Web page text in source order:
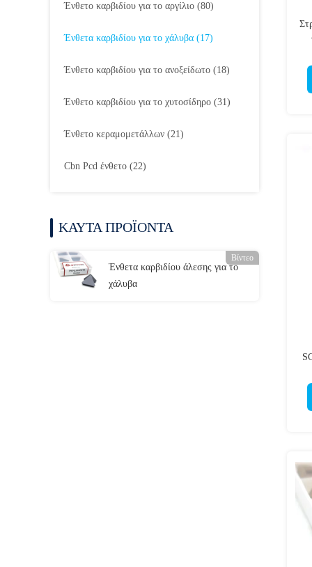
Ένθετο καρβιδίου για το αργίλιο (80)
Ένθετα καρβιδίου για το χάλυβα (17)
Ένθετο καρβιδίου για το ανοξείδωτο (18)
Ένθετο καρβιδίου για το χυτοσίδηρο (31)
Ένθετο κεραμομετάλλων (21)
Cbn Pcd ένθετο (22)
ΚΑΥΤΑ ΠΡΟΪΟΝΤΑ
Βίντεο
Ένθετα καρβιδίου άλεσης για το
χάλυβα